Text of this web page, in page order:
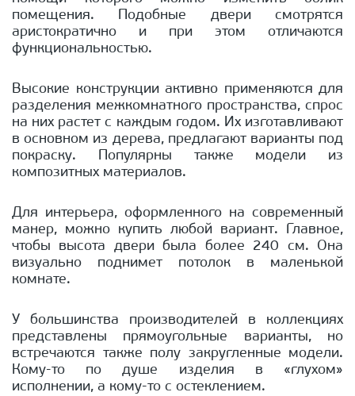
помещения. Подобные двери смотрятся
аристократично и при этом отличаются
функциональностью.
Высокие конструкции активно применяются для
разделения межкомнатного пространства, спрос
на них растет с каждым годом. Их изготавливают
в основном из дерева, предлагают варианты под
покраску. Популярны также модели из
композитных материалов.
Для интерьера, оформленного на современный
манер, можно купить любой вариант. Главное,
чтобы высота двери была более 240 см. Она
визуально поднимет потолок в маленькой
комнате.
У большинства производителей в коллекциях
представлены прямоугольные варианты, но
встречаются также полу закругленные модели.
Кому-то по душе изделия в «глухом»
исполнении, а кому-то с остеклением.